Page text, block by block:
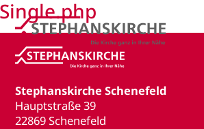
Stephanskirche Schenefeld
Hauptstraße 39
22869 Schenefeld